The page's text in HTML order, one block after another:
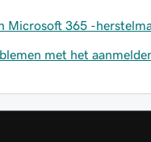
Microsoft 365 -
met het